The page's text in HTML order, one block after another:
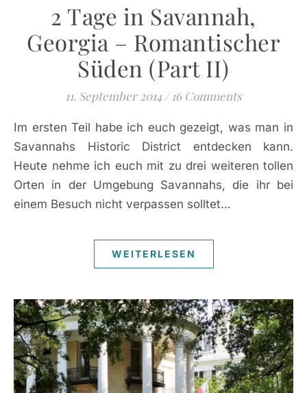
2 Tage in Savannah,
Georgia – Romantischer
Süden (Part II)
11. September 2014 / 16 Comments
Im ersten Teil habe ich euch gezeigt, was man in
Savannahs Historic District entdecken kann.
Heute nehme ich euch mit zu drei weiteren tollen
Orten in der Umgebung Savannahs, die ihr bei
einem Besuch nicht verpassen solltet…
WEITERLESEN